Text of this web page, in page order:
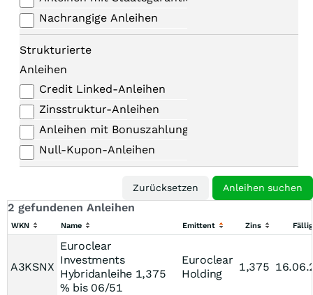
Nachrangige Anleihen
Strukturierte
Anleihen
Credit Linked-Anleihen
Zinsstruktur-Anleihen
Anleihen mit Bonuszahlungen
Null-Kupon-Anleihen
2 gefundenen Anleihen
WKN Name Emittent Zins
A3KSNX
Euroclear
Investments
Hybridanleihe 1,375
% bis 06/51
Euroclear
Holding
1,375